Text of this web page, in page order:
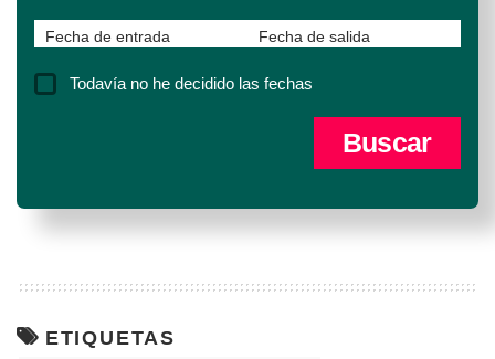
Fecha de entrada Fecha de salida
Todavía no he decidido las fechas
ETIQUETAS